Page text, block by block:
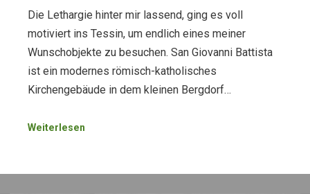
Die Lethargie hinter mir lassend, ging es voll
motiviert ins Tessin, um endlich eines meiner
Wunschobjekte zu besuchen. San Giovanni Battista
ist ein modernes römisch-katholisches
Kirchengebäude in dem kleinen Bergdorf…
Weiterlesen